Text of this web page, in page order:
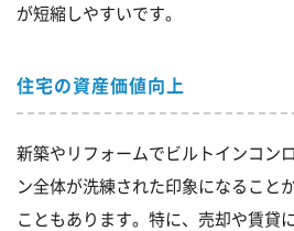
が短縮しやすいです。
住宅の資産価値向上
新築やリフォームでビルトインコン
ン全体が洗練された印象になること
こともあります。特に、売却や賃貸